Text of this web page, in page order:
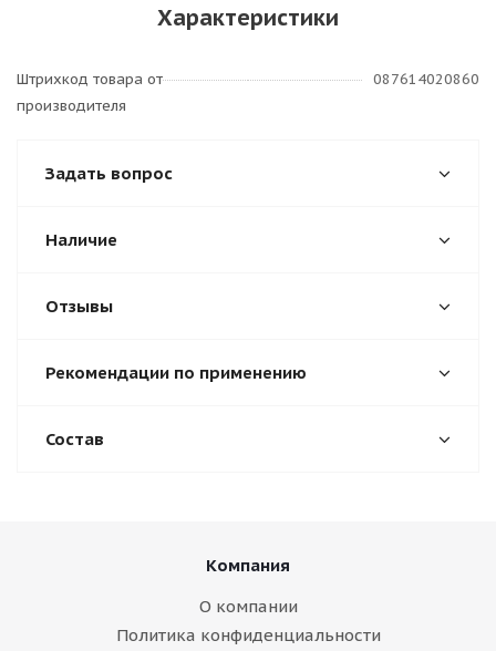
Характеристики
Штрихкод товара от
производителя
087614020860
Задать вопрос
Наличие
Отзывы
Рекомендации по применению
Состав
Компания
О компании
Политика конфиденциальности